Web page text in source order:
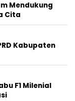
Mendukung
Cita
Kabupaten
F1 Milenial